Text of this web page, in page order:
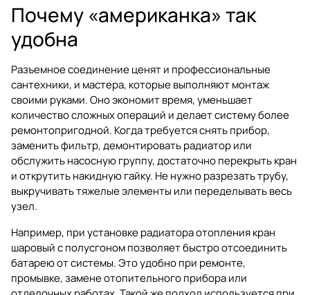
Почему «американка» так
удобна
Разъемное соединение ценят и профессиональные
сантехники, и мастера, которые выполняют монтаж
своими руками. Оно экономит время, уменьшает
количество сложных операций и делает систему более
ремонтопригодной. Когда требуется снять прибор,
заменить фильтр, демонтировать радиатор или
обслужить насосную группу, достаточно перекрыть кран
и открутить накидную гайку. Не нужно разрезать трубу,
выкручивать тяжелые элементы или переделывать весь
узел.
Например, при установке радиатора отопления кран
шаровый с полусгоном позволяет быстро отсоединить
батарею от системы. Это удобно при ремонте,
промывке, замене отопительного прибора или